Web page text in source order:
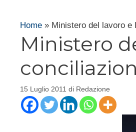
Home » Ministero del lavoro e
Ministero
15 Luglio 2011 di Redazione